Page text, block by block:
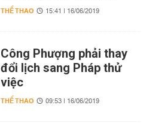
THỂ THAO 15:41 | 16/06/2019
Công Phượng phải thay
đổi lịch sang Pháp thử
việc
THỂ THAO 09:53 | 16/06/2019